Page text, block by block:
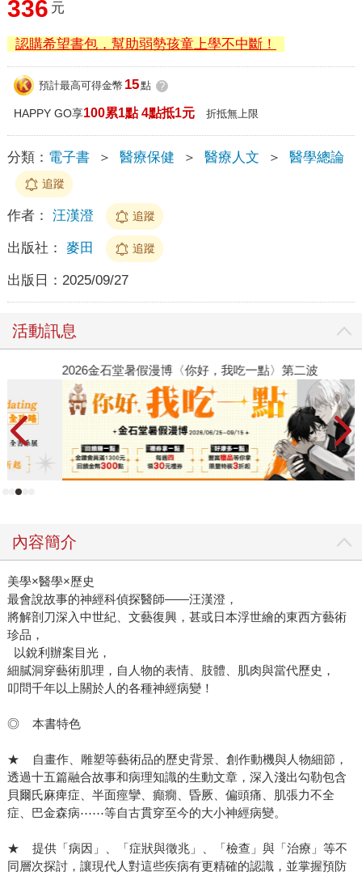
336 元
認購希望書包，幫助弱勢孩童上學不中斷！
預計最高可得金幣 15點 ?
HAPPY GO享100累1點 4點抵1元 折抵無上限
分類： 電子書 ＞ 醫療保健 ＞ 醫療人文 ＞ 醫學總論
追蹤
作者： 汪漢澄 追蹤
出版社： 麥田 追蹤
出版日： 2025/09/27
活動訊息
2026金石堂暑假漫博〈你好，我吃一點〉第二波
內容簡介
美學×醫學×歷史
最會說故事的神經科偵探醫師——汪漢澄，
將解剖刀深入中世紀、文藝復興，甚或日本浮世繪的東西方藝術
珍品，
以銳利辦案目光，
細膩洞穿藝術肌理，自人物的表情、肢體、肌肉與當代歷史，
叩問千年以上關於人的各種神經病變！
◎ 本書特色
★ 自畫作、雕塑等藝術品的歷史背景、創作動機與人物細節，
透過十五篇融合故事和病理知識的生動文章，深入淺出勾勒包含
貝爾氏麻痺症、半面痙攣、癲癇、昏厥、偏頭痛、肌張力不全
症、巴金森病⋯⋯等自古貫穿至今的大小神經病變。
★ 提供「病因」、「症狀與徵兆」、「檢查」與「治療」等不
同層次探討，讓現代人對這些疾病有更精確的認識，並掌握預防